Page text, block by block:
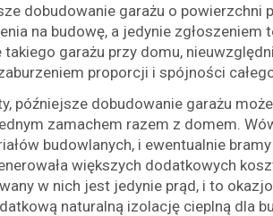
dobudowanie garażu o powierzchni
na budowę, a jedynie
garażu przy domu,
proporcji i spójności
późniejsze dobudowanie garażu
zamachem razem z domem.
budowlanych, i ewentualnie
większych dodatkowych
w nich jest jedynie prąd, i to
naturalną izolację cieplną dla